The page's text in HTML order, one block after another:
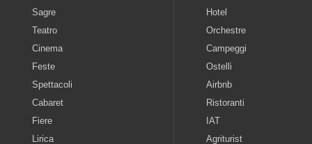
Sagre
Teatro
Cinema
Feste
Spettacoli
Cabaret
Fiere
Lirica
Hotel
Orchestre
Campeggi
Ostelli
Airbnb
Ristoranti
IAT
Agriturist